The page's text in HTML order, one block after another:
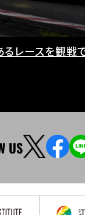
るレースを観戦
US